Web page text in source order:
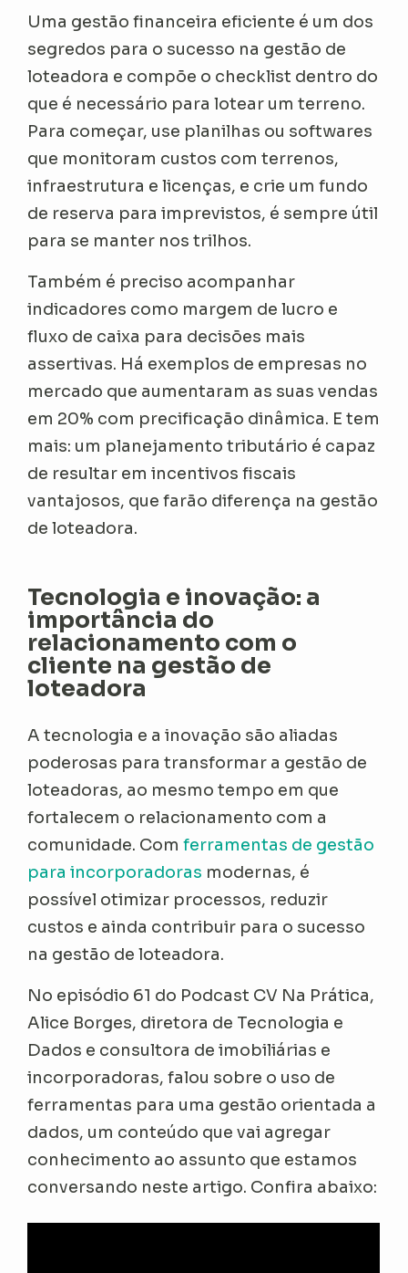
Uma gestão financeira eficiente é um dos
segredos para o sucesso na gestão de
loteadora e compõe o checklist dentro do
que é necessário para lotear um terreno.
Para começar, use planilhas ou softwares
que monitoram custos com terrenos,
infraestrutura e licenças, e crie um fundo
de reserva para imprevistos, é sempre útil
para se manter nos trilhos.
Também é preciso acompanhar
indicadores como margem de lucro e
fluxo de caixa para decisões mais
assertivas. Há exemplos de empresas no
mercado que aumentaram as suas vendas
em 20% com precificação dinâmica. E tem
mais: um planejamento tributário é capaz
de resultar em incentivos fiscais
vantajosos, que farão diferença na gestão
de loteadora.
Tecnologia e inovação: a
importância do
relacionamento com o
cliente na gestão de
loteadora
A tecnologia e a inovação são aliadas
poderosas para transformar a gestão de
loteadoras, ao mesmo tempo em que
fortalecem o relacionamento com a
comunidade. Comferramentas de gestão
para incorporadoras modernas, é
possível otimizar processos, reduzir
custos e ainda contribuir para o sucesso
na gestão de loteadora.
No episódio 61 do Podcast CV Na Prática,
Alice Borges, diretora de Tecnologia e
Dados e consultora de imobiliárias e
incorporadoras, falou sobre o uso de
ferramentas para uma gestão orientada a
dados, um conteúdo que vai agregar
conhecimento ao assunto que estamos
conversando neste artigo. Confira abaixo: